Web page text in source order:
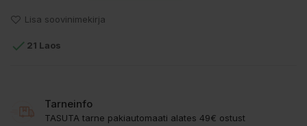
Lisa soovinimekirja
 21 Laos
Tarneinfo
TASUTA tarne pakiautomaati alates 49€ ostust